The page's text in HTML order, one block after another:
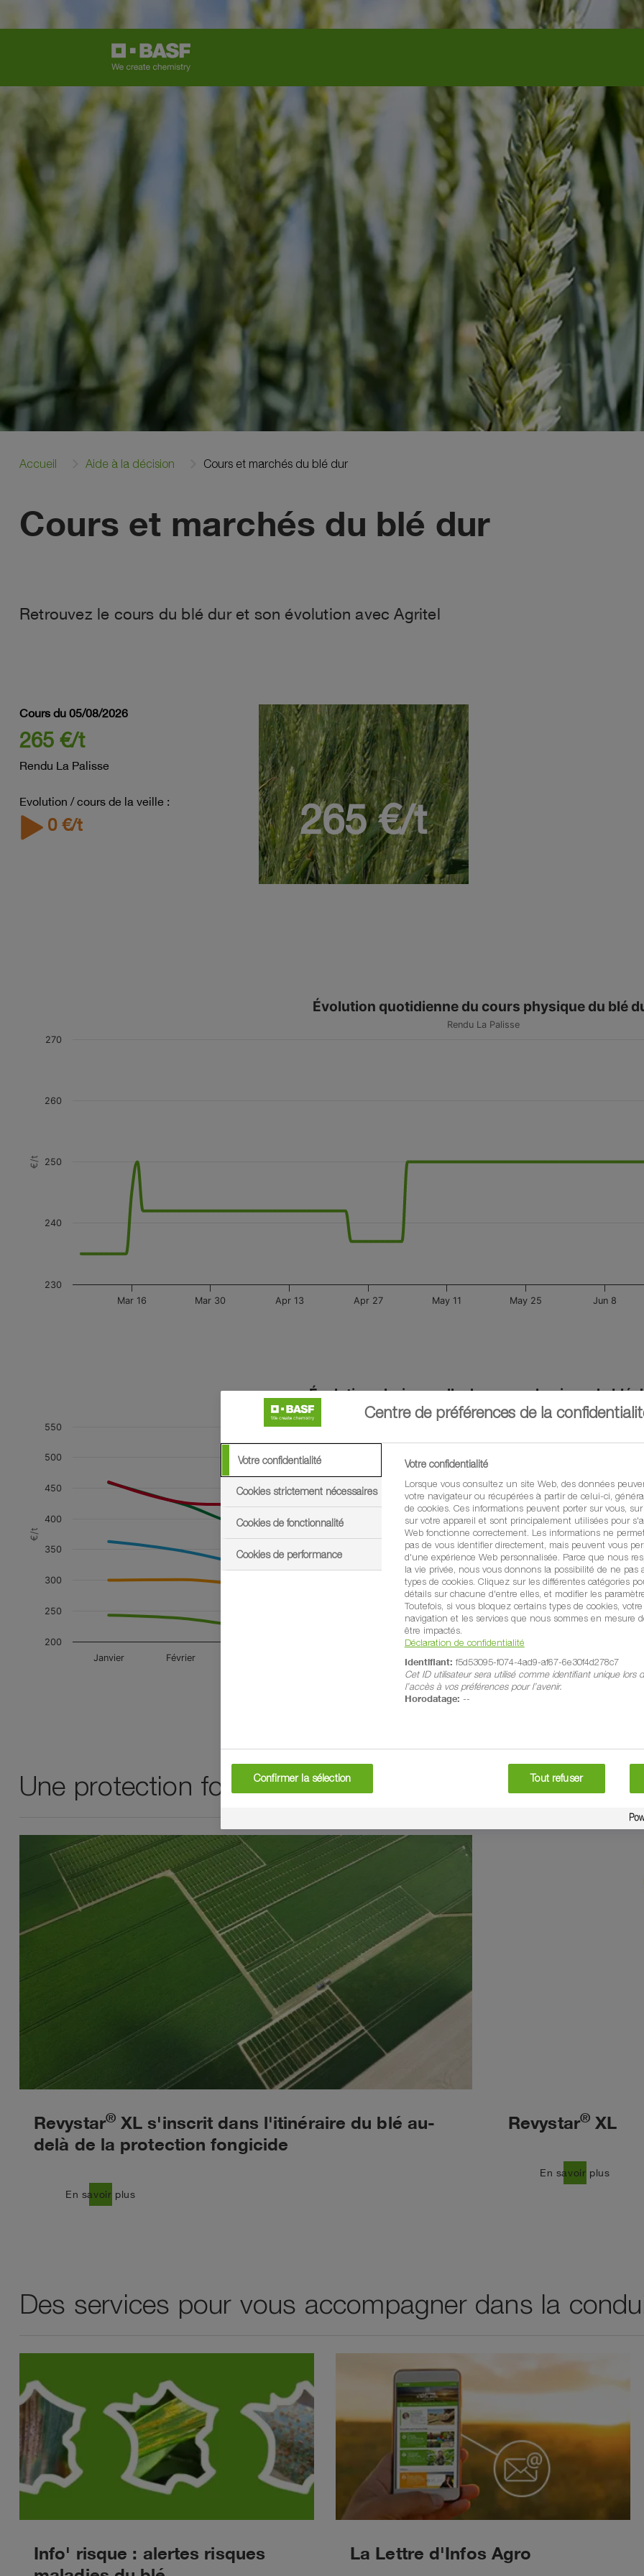
Accueil Aide à la décision Cours et marchés du blé dur
Cours et marchés du blé dur
Retrouvez le cours du blé dur et son évolution avec Agritel
Une protection fongicide polyvalente et fiable pour
Revystar®XL s'inscrit dans l'itinéraire du blé au-
delà de la protection fongicide
En savoir plus
Revystar®XL
En savoir plus
Des services pour vous accompagner dans la
Info' risque : alertes risques
La Lettre d'Infos Agro
Centre de préférences de la
Votre confidentialité
Cookies strictement nécessaires
Cookies de fonctionnalité
Cookies de performance
Votre confidentialité
Lorsque vous consultez un site Web, des données
votre navigateur ou récupérées à partir de celui-ci,
de cookies. Ces informations peuvent porter sur vous,
sur votre appareil et sont principalement utilisées pour
Web fonctionne correctement. Les informations ne
pas de vous identifier directement, mais peuvent vous
d'une expérience Web personnalisée. Parce que nous
la vie privée, nous vous donnons la possibilité de ne pas
types de cookies. Cliquez sur les différentes catégories
détails sur chacune d'entre elles, et modifier les
Toutefois, si vous bloquez certains types de cookies,
navigation et les services que nous sommes en mesure
être impactés.
Déclaration de confidentialité
Identifiant: f5d53095-f074-4ad9-af67-6e30f4d278c7
Cet ID utilisateur sera utilisé comme identifiant unique lors
l’accès à vos préférences pour l’avenir.
Horodatage: --
Confirmer la sélection Tout refuser